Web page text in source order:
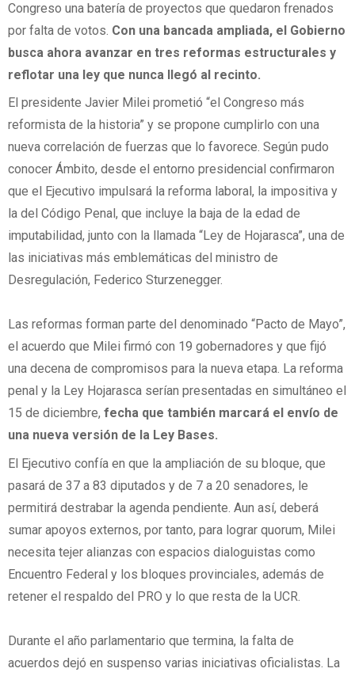
Congreso una batería de proyectos que quedaron frenados
por falta de votos. Con una bancada ampliada, el Gobierno
busca ahora avanzar en tres reformas estructurales y
reflotar una ley que nunca llegó al recinto.
El presidente Javier Milei prometió “el Congreso más
reformista de la historia” y se propone cumplirlo con una
nueva correlación de fuerzas que lo favorece. Según pudo
conocer Ámbito, desde el entorno presidencial confirmaron
que el Ejecutivo impulsará la reforma laboral, la impositiva y
la del Código Penal, que incluye la baja de la edad de
imputabilidad, junto con la llamada “Ley de Hojarasca”, una de
las iniciativas más emblemáticas del ministro de
Desregulación, Federico Sturzenegger.
Las reformas forman parte del denominado “Pacto de Mayo”,
el acuerdo que Milei firmó con 19 gobernadores y que fijó
una decena de compromisos para la nueva etapa. La reforma
penal y la Ley Hojarasca serían presentadas en simultáneo el
15 de diciembre, fecha que también marcará el envío de
una nueva versión de la Ley Bases.
El Ejecutivo confía en que la ampliación de su bloque, que
pasará de 37 a 83 diputados y de 7 a 20 senadores, le
permitirá destrabar la agenda pendiente. Aun así, deberá
sumar apoyos externos, por tanto, para lograr quorum, Milei
necesita tejer alianzas con espacios dialoguistas como
Encuentro Federal y los bloques provinciales, además de
retener el respaldo del PRO y lo que resta de la UCR.
Durante el año parlamentario que termina, la falta de
acuerdos dejó en suspenso varias iniciativas oficialistas. La